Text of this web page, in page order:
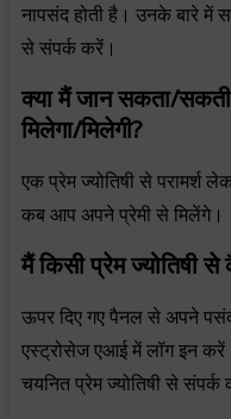
नापसंद होती है। उनके बारे में
से संपर्क करें।
क्या मैं जान सकता/
मिलेगा/मिलेगी?
एक प्रेम ज्योतिषी से
कब आप अपने प्रेमी से मिलेंगे।
मैं किसी प्रेम ज्योतिषी
ऊपर दिए गए पैनल से अपने
एस्ट्रोसेज एआई में लॉग इन
चयनित प्रेम ज्योतिषी से संपर्क